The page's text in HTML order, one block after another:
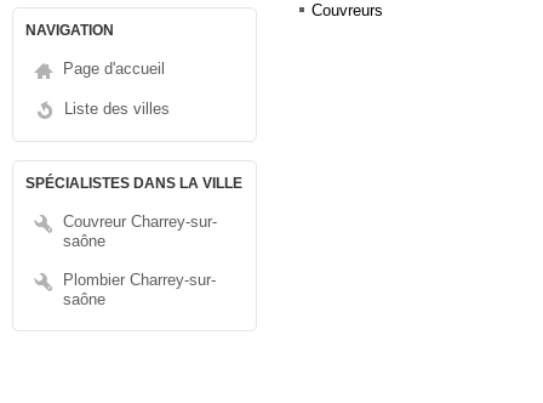
NAVIGATION
Page d'accueil
Liste des villes
SPÉCIALISTES DANS LA VILLE
Couvreur Charrey-sur-
saône
Plombier Charrey-sur-
saône
Couvreurs